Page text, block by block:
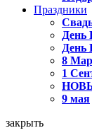
Праздники
День
День
8
1
9 мая
закрыть